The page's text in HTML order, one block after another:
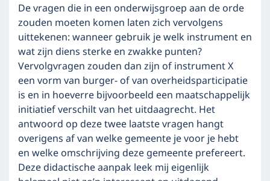
De vragen die in een onderwijsgroep aan de orde
zouden moeten komen laten zich vervolgens
uittekenen: wanneer gebruik je welk instrument en
wat zijn diens sterke en zwakke punten?
Vervolgvragen zouden dan zijn of instrument X
een vorm van burger- of van overheidsparticipatie
is en in hoeverre bijvoorbeeld een maatschappelijk
initiatief verschilt van het uitdaagrecht. Het
antwoord op deze twee laatste vragen hangt
overigens af van welke gemeente je voor je hebt
en welke omschrijving deze gemeente prefereert.
Deze didactische aanpak leek mij eigenlijk